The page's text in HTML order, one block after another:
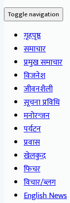
Toggle navigation
गृहपृष्ठ
समाचार
प्रमुख समाचार
विजनेश
जीवनशैली
सूचना प्रविधि
मनोरन्जन
पर्यटन
प्रवास
खेलकुद
फिचर
विचार/ब्लग
English News